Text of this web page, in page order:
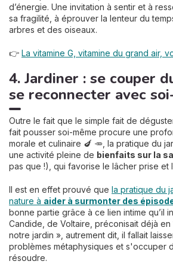
d’énergie. Une invitation à sentir et à
sa fragilité, à éprouver la lenteur du
arbres et des oiseaux.
👉 La vitamine G, vitamine du grand air,
4. Jardiner : se couper
se reconnecter avec
Outre le fait que le simple fait de
fait pousser soi-même procure une
morale et culinaire 🍆 🥕, la pratique du
une activité pleine de bienfaits sur la
pas que !), qui favorise le lâcher prise et
Il est en effet prouvé que la pratique du
nature à aider à surmonter des
bonne partie grâce à ce lien intime qu’il
Candide, de Voltaire, préconisait déjà
notre jardin », autrement dit, il fallait
problèmes métaphysiques et s'occuper
résoudre.